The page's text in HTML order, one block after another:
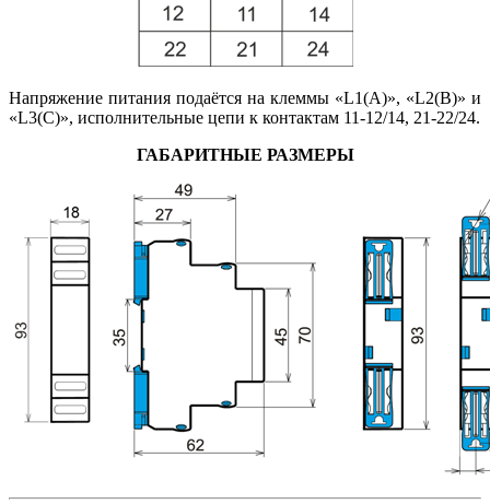
Напряжение питания подаётся на клеммы «L1(A)», «L2(B)» и
«L3(C)», исполнительные цепи к контактам 11-12/14, 21-22/24.
ГАБАРИТНЫЕ РАЗМЕРЫ